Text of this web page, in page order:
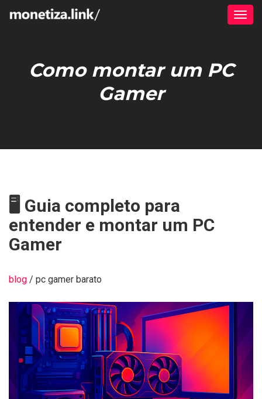
Como montar um PC
Gamer
🖥️ Guia completo para
entender e montar um PC
Gamer
blog / pc gamer barato